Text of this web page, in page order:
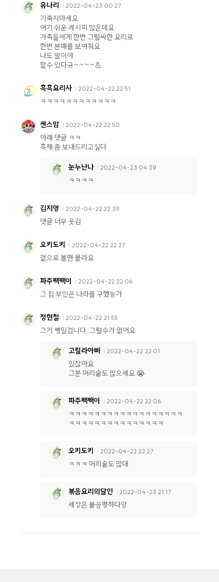
유나리 2022-04-23 00:27
기죽지마세요
여기 쉬운 레시피 많은데요
가족들에게 한번 그럴싸한 요리로
한번 본때를 보여줘요
나도 말이야
할수 있다규~~~~💪
흑흑요리사 2022-04-22 22:51
ㅋㅋㅋㅋㅋㅋㅋㅋㅋㅋㅋㅋ
센스맘 2022-04-22 22:50
아래 댓글 ㅋㅋ
흑채 좀 보내드리고싶다
눈누난나 2022-04-23 04:39
ㅋㅋㅋㅋ
김지영 2022-04-22 22:39
댓글 너무 웃김
오키도키 2022-04-22 22:27
겉으로 볼땐 몰라요
파주짹짹이 2022-04-22 22:06
그 집 부인은 나라를 구했능가
정현철 2022-04-22 21:55
그거 뻥일겁니다, 그럴수가 없어요
고릴라아빠 2022-04-22 22:01
있잖아요
그분 머리숱도 많으세요 😭
파주짹짹이 2022-04-22 22:06
ㅋㅋㅋㅋㅋㅋㅋㅋㅋㅋㅋㅋㅋㅋㅋㅋㅋㅋ
ㅋㅋㅋㅋㅋㅋㅋㅋㅋㅋㅋㅋㅋㅋㅋ
오키도키 2022-04-22 22:27
ㅋㅋㅋ 머리숱도 많대
볶음요리의달인 2022-04-23 21:17
세상은 불공평하다앙